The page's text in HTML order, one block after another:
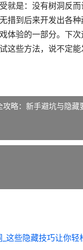
就是：没有树洞反
措到后来开发出各
体验的一部分。下
这些方法，说不定
攻略：新手避坑与隐藏
这些隐藏技巧让你轻